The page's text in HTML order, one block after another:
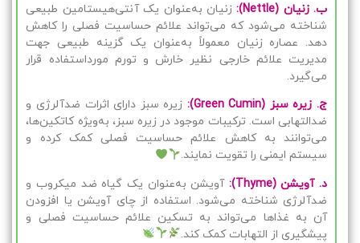
ب. زنیان (Nettle):
زنیان به‌عنوان یک آنتی‌هیستامین طبیعی
شناخته می‌شود که می‌تواند علائم حساسیت فصلی را کاهش
دهد. عصاره زنیان معمولاً به‌عنوان یک گزینه طبیعی جهت
مدیریت علائم خارجی نظیر خارش و تورم مورداستفاده قرار
می‌گیرد.
ج. زیره سبز (Green Cumin):
زیره سبز دارای اثرات ضدآلرژی و
ضدالتهابی است. ترکیبات موجود در زیره سبز، به‌ویژه کاتکین‌ها،
می‌توانند به کاهش علائم حساسیت فصلی کمک کرده و
سیستم ایمنی را تقویت نمایند.
د. آویشن (Thyme):
آویشن به‌عنوان یک گیاه ضد میکروب و
ضدآلرژی شناخته می‌شود. استفاده از چای آویشن یا افزودن
آن به غذاها می‌تواند به تسکین علائم حساسیت فصلی و
پیشگیری از التهابات کمک کند.